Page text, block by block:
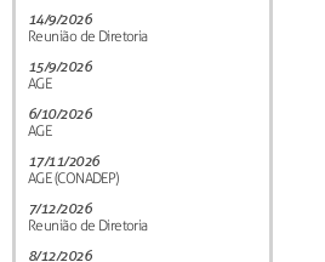
14/9/2026
Reunião de Diretoria
15/9/2026
AGE
6/10/2026
AGE
17/11/2026
AGE (CONADEP)
7/12/2026
Reunião de Diretoria
8/12/2026